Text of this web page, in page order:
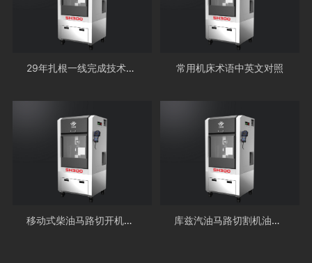
29年扎根一线完成技术成才 常用机床术语中英文对照
移动式柴油马路切开机价格多少 库兹汽油马路切割机油耗是多少